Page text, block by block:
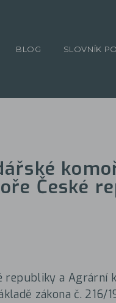
České
republiky a Agrární
zákona č. 216/
BLOG SLOVNÍK